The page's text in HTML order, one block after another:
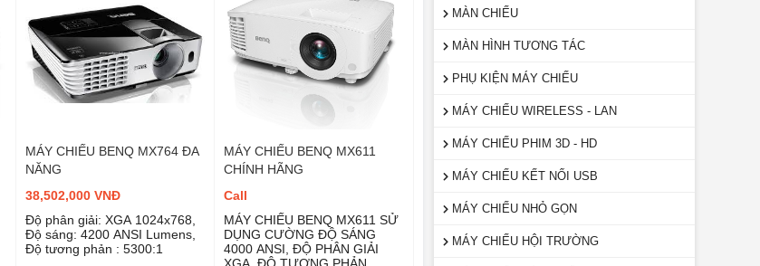
MÁY CHIẾU BENQ MX764 ĐA
NĂNG
38,502,000 VNĐ
Độ phân giải: XGA 1024x768,
Độ sáng: 4200 ANSI Lumens,
Độ tương phản : 5300:1
MÁY CHIẾU BENQ MX611
CHÍNH HÃNG
Call
MÁY CHIẾU BENQ MX611 SỬ
DỤNG CƯỜNG ĐỘ SÁNG
4000 ANSI, ĐỘ PHÂN GIẢI
MÀN CHIẾU
MÀN HÌNH TƯƠNG TÁC
PHỤ KIỆN MÁY CHIẾU
MÁY CHIẾU WIRELESS - LAN
MÁY CHIẾU PHIM 3D - HD
MÁY CHIẾU KẾT NỐI USB
MÁY CHIẾU NHỎ GỌN
MÁY CHIẾU HỘI TRƯỜNG